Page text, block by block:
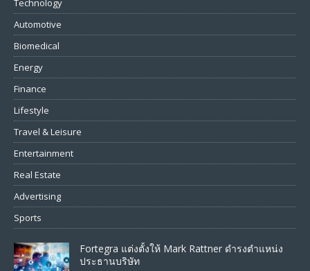
Technology
Automotive
Biomedical
Energy
Finance
Lifestyle
Travel & Leisure
Entertainment
Real Estate
Advertising
Sports
Fortegra แต่งตั้งให้ Mark Rattner ดำรงตำแหน่ง
ประธานบริษัท